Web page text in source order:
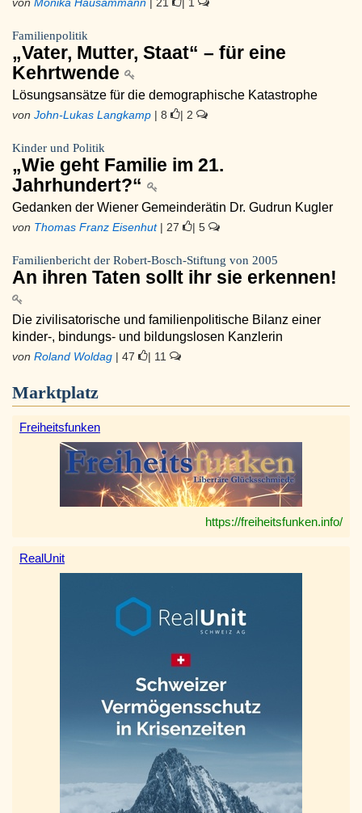
Familienpolitik
„Vater, Mutter, Staat“ – für eine
Kehrtwende
Lösungsansätze für die demographische Katastrophe
von John-Lukas Langkamp | 8 | 2
Kinder und Politik
„Wie geht Familie im 21.
Jahrhundert?“
Gedanken der Wiener Gemeinderätin Dr. Gudrun Kugler
von Thomas Franz Eisenhut| 27 | 5
Familienbericht der Robert-Bosch-Stiftung von 2005
An ihren Taten sollt ihr sie erkennen!
Die zivilisatorische und familienpolitische Bilanz einer
kinder-, bindungs- und bildungslosen Kanzlerin
von Roland Woldag | 47 | 11
Marktplatz
Freiheitsfunken
https://freiheitsfunken.info/
RealUnit